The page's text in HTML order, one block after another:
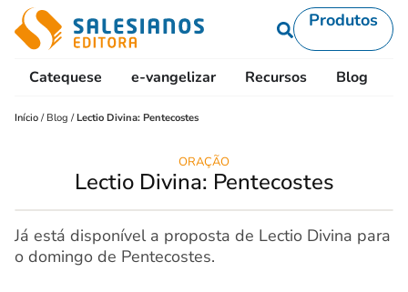
Produtos
Catequese e-vangelizar Recursos Blog
Início / Blog /Lectio Divina: Pentecostes
ORAÇÃO
Lectio Divina: Pentecostes
Já está disponível a proposta de Lectio Divina para
o domingo de Pentecostes.